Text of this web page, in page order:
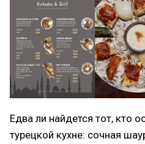
Едва ли найдется тот, кто
турецкой кухне: сочная